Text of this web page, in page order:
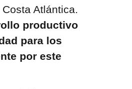
Atlántica.
productivo
para los
por este